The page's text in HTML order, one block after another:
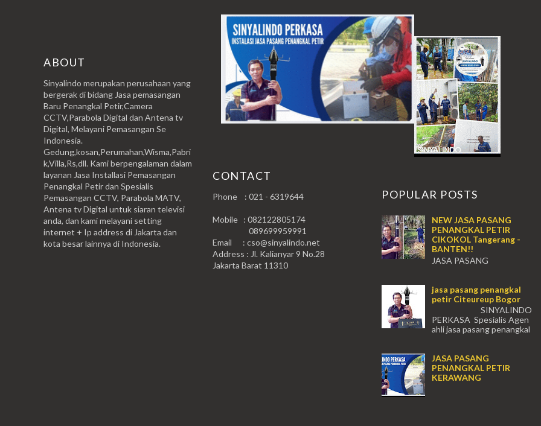
ABOUT
Sinyalindo merupakan perusahaan yang
bergerak di bidang Jasa pemasangan
Baru Penangkal Petir,Camera
CCTV,Parabola Digital dan Antena tv
Digital, Melayani Pemasangan Se
Indonesia.
Gedung,kosan,Perumahan,Wisma,Pabri
k,Villa,Rs,dll. Kami berpengalaman dalam
layanan Jasa Installasi Pemasangan
Penangkal Petir dan Spesialis
Pemasangan CCTV, Parabola MATV,
Antena tv Digital untuk siaran televisi
anda, dan kami melayani setting
internet + Ip address di Jakarta dan
kota besar lainnya di Indonesia.
CONTACT
Phone : 021 - 6319644
Mobile : 082122805174
089699959991
Email : cso@sinyalindo.net
Address : Jl. Kalianyar 9 No.28
Jakarta Barat 11310
POPULAR POSTS
NEW JASA PASANG
PENANGKAL PETIR
CIKOKOL Tangerang -
BANTEN!!
JASA PASANG
PENANGKAL PETIR CIKOKOL
TANGERANG , JASA PENANGKAL
PETIR CIKOKOL TANGERANG ...
jasa pasang penangkal
petir Citeureup Bogor
SINYALINDO
PERKASA Spesialis Agen
ahli jasa pasang penangkal
JASA PASANG
PENANGKAL PETIR
KERAWANG